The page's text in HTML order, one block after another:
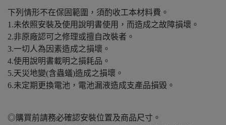
下列情形不在保固範圍，須酌收工本材料費。
1.未依照安裝及使用說明書使用，而造成之故障損壞。
2.非原廠認可之修理或擅自改裝者。
3.一切人為因素造成之損壞。
4.使用說明書載明之損耗品。
5.天災地變(含蟲蟻)造成之損壞。
6.未定期更換電池，電池漏液造成支產品損毀。
◎購買前請務必確認安裝位置及商品尺寸。